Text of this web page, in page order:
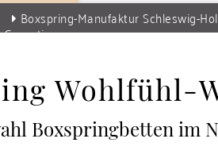
Boxspring-Manufaktur Schleswig-
Garantie
Wohlfühl-
Box­spring­betten im